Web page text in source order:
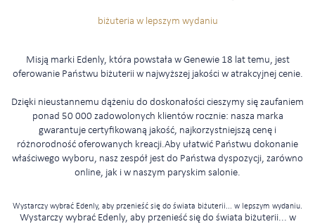
biżuteria w lepszym wydaniu
Misją marki Edenly, która powstała w Genewie 18 lat temu, jest
oferowanie Państwu biżuterii w najwyższej jakości w atrakcyjnej cenie.
Dzięki nieustannemu dążeniu do doskonałości cieszymy się zaufaniem
ponad 50 000 zadowolonych klientów rocznie: nasza marka
gwarantuje certyfikowaną jakość, najkorzystniejszą cenę i
różnorodność oferowanych kreacji.Aby ułatwić Państwu dokonanie
właściwego wyboru, nasz zespół jest do Państwa dyspozycji, zarówno
online, jak i w naszym paryskim salonie.
Wystarczy wybrać Edenly, aby przenieść się do świata biżuterii... w lepszym wydaniu.
Wystarczy wybrać Edenly, aby przenieść się do świata biżuterii... w